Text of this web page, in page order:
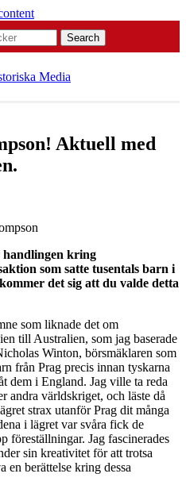
Search
Aktuell med
handlingen kring
som satte tusentals barn i
det sig att du valde detta
som liknade det om
till Australien, som jag baserade
Winton, börsmäklaren som
från Prag precis innan tyskarna
dem i England. Jag ville ta reda
andra världskriget, och läste då
strax utanför Prag dit många
i lägret var svåra fick de
föreställningar. Jag fascinerades
sin kreativitet för att trotsa
en berättelse kring dessa